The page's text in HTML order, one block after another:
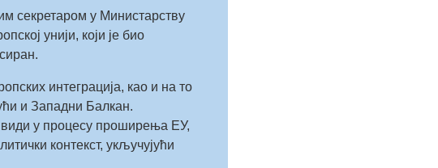
секретаром у Министарству
унији, који је био
интеграција, као и на то
и Западни Балкан.
види у процесу проширења ЕУ,
контекст, укључујући